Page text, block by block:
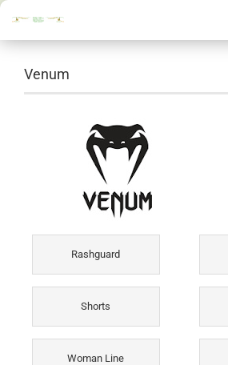
Venum
Rashguard
Shorts
Woman Line